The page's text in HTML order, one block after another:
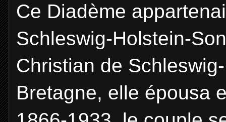
Ce Diadème
Schleswig-Holstein-
Christian de
Bretagne, elle épousa